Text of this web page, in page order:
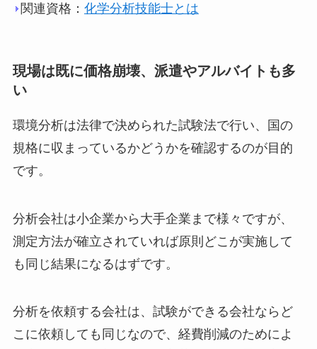
関連資格： 化学分析技能士とは
現場は既に価格崩壊、派遣やアルバイトも多
い
環境分析は法律で決められた試験法で行い、国の
規格に収まっているかどうかを確認するのが目的
です。
分析会社は小企業から大手企業まで様々ですが、
測定方法が確立されていれば原則どこが実施して
も同じ結果になるはずです。
分析を依頼する会社は、試験ができる会社ならど
こに依頼しても同じなので、経費削減のためによ